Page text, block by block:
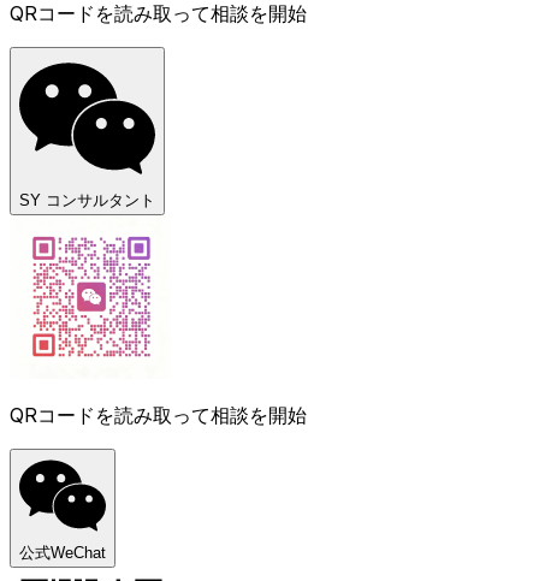
QRコードを読み取って相談を開始
SY コンサルタント
QRコードを読み取って相談を開始
公式WeChat